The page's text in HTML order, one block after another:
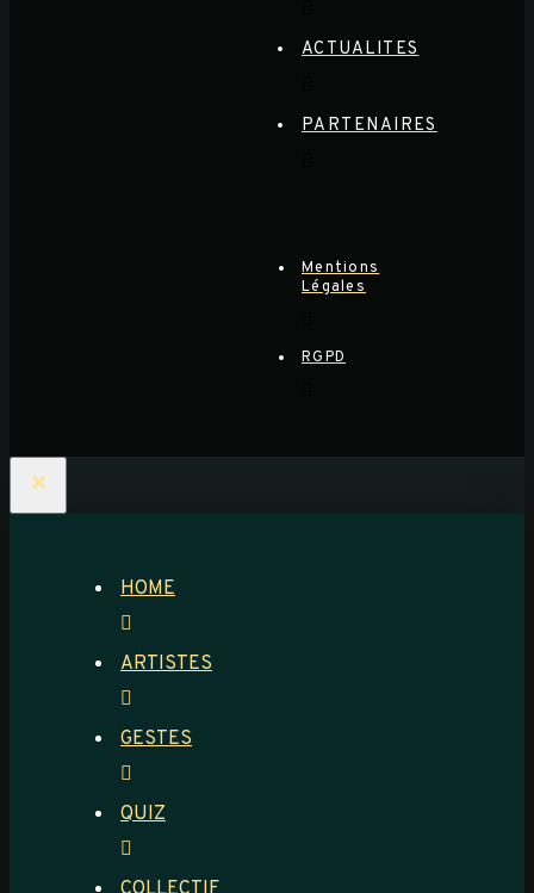
ACTUALITES
PARTENAIRES
Mentions
Légales
RGPD
×
HOME
ARTISTES
GESTES
QUIZ